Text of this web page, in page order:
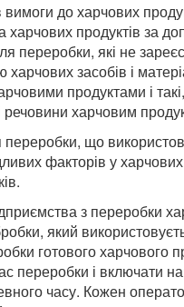
до харчових
продуктів за
переробки, які не
засобів і
продуктами і
харчовим
що
факторів у
з переробки
який
готового харчового
переробки і включати
часу. Кожен